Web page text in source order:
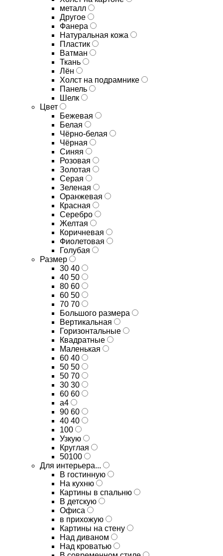
металл
Другое
Фанера
Натуральная кожа
Пластик
Ватман
Ткань
Лён
Холст на подрамнике
Панель
Шелк
Цвет
Бежевая
Белая
Чёрно-белая
Чёрная
Синяя
Розовая
Золотая
Серая
Зеленая
Оранжевая
Красная
Серебро
Желтая
Коричневая
Фиолетовая
Голубая
Размер
30 40
40 50
80 60
60 50
70 70
Большого размера
Вертикальная
Горизонтальные
Квадратные
Маленькая
60 40
50 50
50 70
30 30
60 60
а4
90 60
40 40
100
Узкую
Круглая
50100
Для интерьера...
В гостинную
На кухню
Картины в спальню
В детскую
Офиса
в прихожую
Картины на стену
Над диваном
Над кроватью